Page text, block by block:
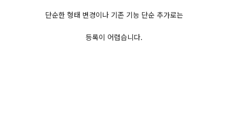
단순한 형태 변경이나 기존 기능 단순 추가로는
등록이 어렵습니다.